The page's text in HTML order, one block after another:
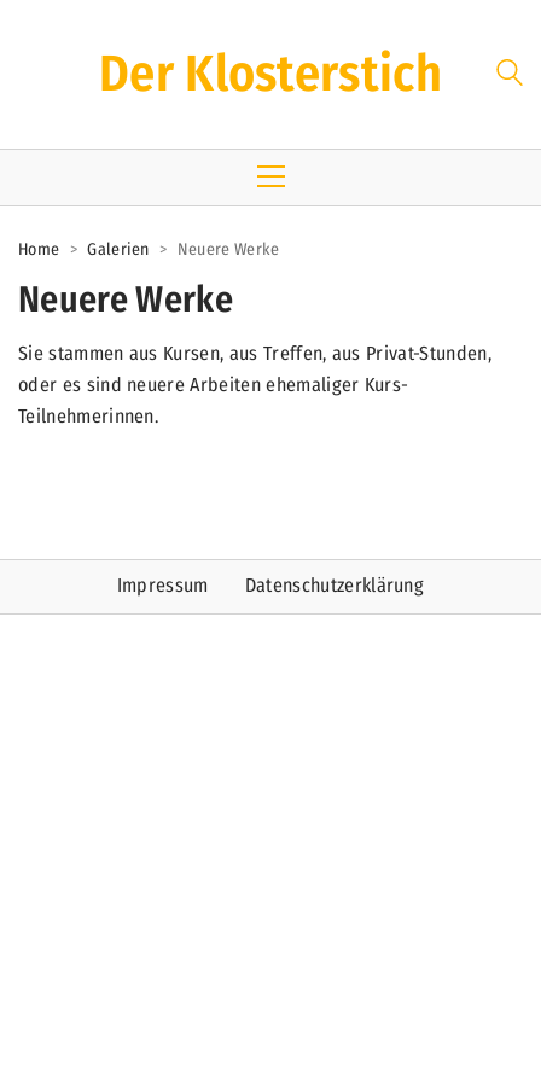
Der Klosterstich
Home > Galerien > Neuere Werke
Neuere Werke
Sie stammen aus Kursen, aus Treffen, aus Privat-Stunden,
oder es sind neuere Arbeiten ehemaliger Kurs-
Teilnehmerinnen.
Impressum Datenschutzerklärung